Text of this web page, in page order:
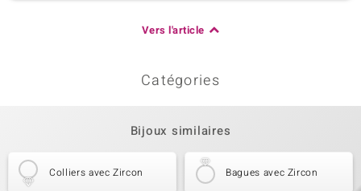
Vers l'article
Catégories
Bijoux similaires
Colliers avec Zircon Bagues avec Zircon